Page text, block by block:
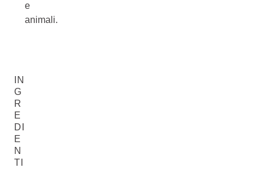
e
animali.
IN
G
R
E
DI
E
N
TI